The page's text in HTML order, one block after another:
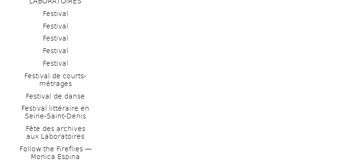
Festival
Festival
Festival
Festival
Festival
Festival de courts-
métrages
Festival de danse
Festival littéraire en
Seine-Saint-Denis
Fête des archives
aux Laboratoires
Follow the Fireflies —
Monica Espina